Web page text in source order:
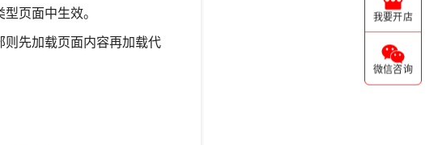
页面中生效。
先加载页面内容再加载代
我要开店
微信咨询